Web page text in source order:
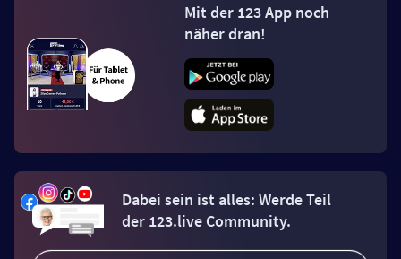
Mit der 123 App noch
näher dran!
Dabei sein ist alles: Werde Teil
der 123.live Community.